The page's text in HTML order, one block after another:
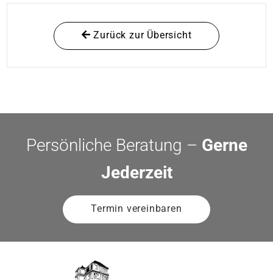
Zurück zur Übersicht
Persönliche Beratung – Gerne
Jederzeit
Termin vereinbaren